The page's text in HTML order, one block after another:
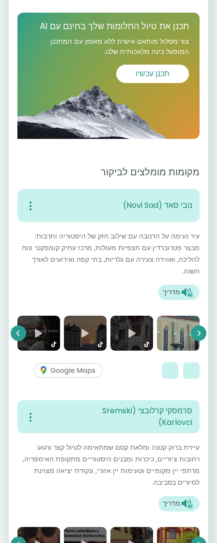
תכנן את טיול החלומות שלך בחינם עם AI
צור מסלול מותאם אישית ללא מאמץ עם המתכנן
המופעל בינה מלאכותית שלנו.
תכנן עכשיו
מקומות מומלצים לביקור
נובי סאד (Novi Sad)
עיר נעימה על הדנובה עם שילוב חזק של היסטוריה ותרבות:
מבצר פטרוברדין עם תצפיות מעולות, מרכז עתיק קומפקטי ונוח
להליכה, ואווירה צעירה עם גלריות, בתי קפה ואירועים לאורך
השנה.
מדריך
Next
סרמסקי קרלובצי (Sremski
Karlovci)
עיירת ברוק קטנה ומלאת קסם שמתאימה לטיול קצר ורגוע:
רחובות ציוריים, כיכרות ומבנים היסטוריים מתקופת האימפריה,
מרתפי יין מקומיים וטעימות יין אזורי, ונקודת יציאה מצוינת
לסיורים בסביבה.
מדריך